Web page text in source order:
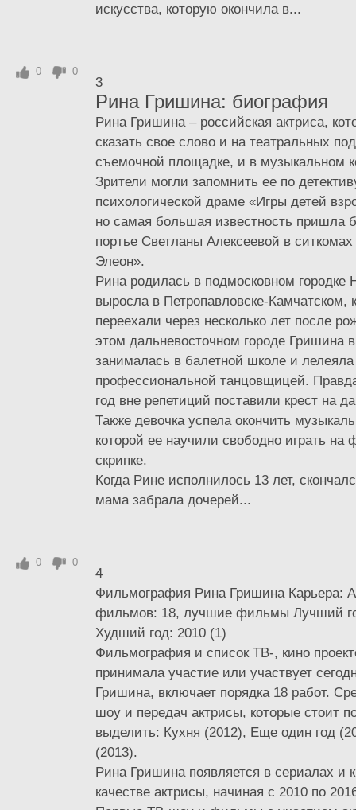
искусства, которую окончила в...
3
Рина Гришина: биография
Рина Гришина – российская актриса,
сказать свое слово и на театральных
съемочной площадке, и в музыкальном
Зрители могли запомнить ее по
психологической драме «Игры детей
но самая большая известность пришла
портье Светланы Алексеевой в
Элеон».
Рина родилась в подмосковном городке
выросла в Петропавловске-Камчатском,
переехали через несколько лет после
этом дальневосточном городе Гришина
занималась в балетной школе и лелеяла
профессиональной танцовщицей.
год вне репетиций поставили крест на
Также девочка успела окончить
которой ее научили свободно играть на
скрипке.
Когда Рине исполнилось 13 лет,
мама забрала дочерей...
0 0
4
Фильмография Рина Гришина Карьера:
фильмов: 18, лучшие фильмы Лучший
Худший год: 2010 (1)
Фильмография и список ТВ-, кино
принимала участие или участвует
Гришина, включает порядка 18 работ.
шоу и передач актрисы, которые стоит
выделить: Кухня (2012), Еще один год
(2013).
Рина Гришина появляется в сериалах и
качестве актрисы, начиная с 2010 по
0 0